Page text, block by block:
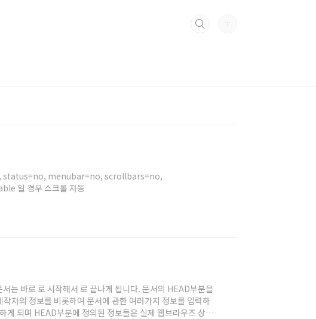
menubar=no, scrollbars=no,
일 경우 스크롤 자동
는 바로 로 시작해서 로 끝나게 됩니다. 문서의 HEAD부분을
자의 정보를 비롯하여 문서에 관한 여러가지 정보를 입력하
게 되며 HEAD부분에 정의된 정보들은 실제 웹브라우즈 상에